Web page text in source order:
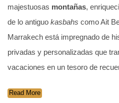
majestuosas montañas,
de lo antiguo kasbahs como Ait
Marrakech está impregnado de
privadas y personalizadas que
vacaciones en un tesoro de
Read More